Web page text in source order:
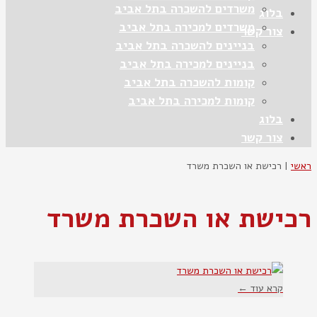
בלוג
צור קשר
משרדים להשכרה בתל אביב
משרדים למכירה בתל אביב
בניינים להשכרה בתל אביב
בניינים למכירה בתל אביב
קומות להשכרה בתל אביב
קומות למכירה בתל אביב
בלוג
צור קשר
ראשי | רכישת או השכרת משרד
רכישת או השכרת משרד
קרא עוד ←